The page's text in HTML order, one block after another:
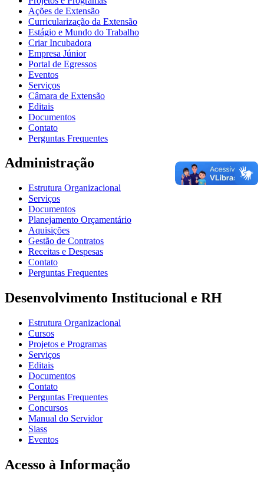
Ações de Extensão
Curricularização da Extensão
Estágio e Mundo do Trabalho
Criar Incubadora
Empresa Júnior
Portal de Egressos
Eventos
Serviços
Câmara de Extensão
Editais
Documentos
Contato
Perguntas Frequentes
Administração
Estrutura Organizacional
Serviços
Documentos
Planejamento Orçamentário
Aquisições
Gestão de Contratos
Receitas e Despesas
Contato
Perguntas Frequentes
Desenvolvimento Institucional e RH
Estrutura Organizacional
Cursos
Projetos e Programas
Serviços
Editais
Documentos
Contato
Perguntas Frequentes
Concursos
Manual do Servidor
Siass
Eventos
Acesso à Informação